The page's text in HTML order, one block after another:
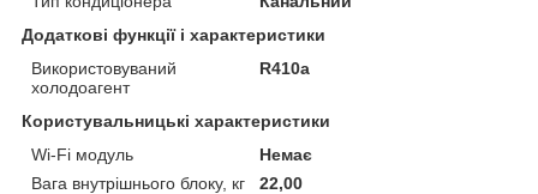
Додаткові функції і характеристики
Використовуваний
холодоагент
R410a
Користувальницькі характеристики
Wi-Fi модуль
Немає
Вага внутрішнього блоку, кг
22,00